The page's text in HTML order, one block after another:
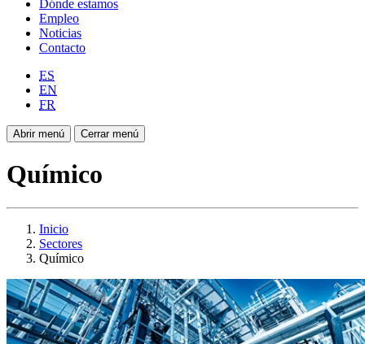
Dónde estamos
Empleo
Noticias
Contacto
ES
EN
FR
Abrir menú Cerrar menú
Químico
Inicio
Sectores
Químico